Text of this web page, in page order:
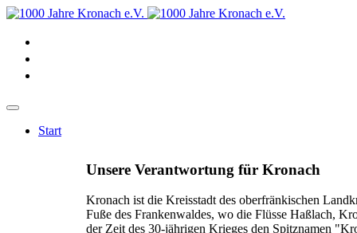
Start
Unsere Verantwortung für Kronach
Kronach ist die Kreisstadt des oberfränkischen
Fuße des Frankenwaldes, wo die Flüsse Haßlach,
der Zeit des 30-jährigen Krieges den Spitznamen